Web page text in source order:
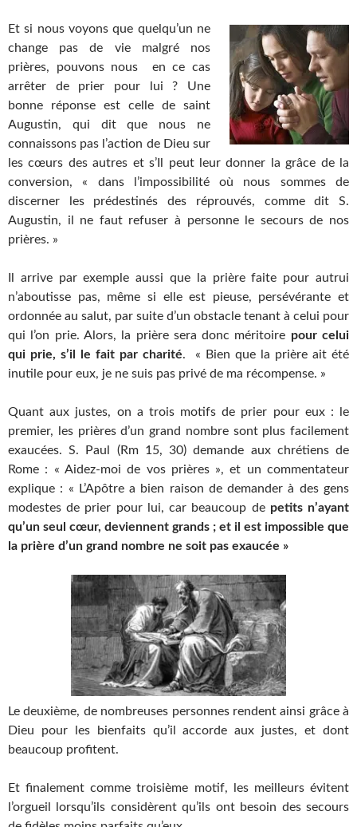
Et si nous voyons que quelqu’un ne
change pas de vie malgré nos
prières, pouvons nous en ce cas
arrêter de prier pour lui ? Une
bonne réponse est celle de saint
Augustin, qui dit que nous ne
connaissons pas l’action de Dieu sur
les cœurs des autres et s’Il peut leur donner la grâce de la
conversion, « dans l’impossibilité où nous sommes de
discerner les prédestinés des réprouvés, comme dit S.
Augustin, il ne faut refuser à personne le secours de nos
prières. »
Il arrive par exemple aussi que la prière faite pour autrui
n’aboutisse pas, même si elle est pieuse, persévérante et
ordonnée au salut, par suite d’un obstacle tenant à celui pour
qui l’on prie. Alors, la prière sera donc méritoire pour celui
qui prie, s’il le fait par charité. « Bien que la prière ait été
inutile pour eux, je ne suis pas privé de ma récompense. »
Quant aux justes, on a trois motifs de prier pour eux : le
premier, les prières d’un grand nombre sont plus facilement
exaucées. S. Paul (Rm 15, 30) demande aux chrétiens de
Rome : « Aidez-moi de vos prières », et un commentateur
explique : « L’Apôtre a bien raison de demander à des gens
modestes de prier pour lui, car beaucoup de petits n’ayant
qu’un seul cœur, deviennent grands ; et il est impossible que
la prière d’un grand nombre ne soit pas exaucée »
Le deuxième, de nombreuses personnes rendent ainsi grâce à
Dieu pour les bienfaits qu’il accorde aux justes, et dont
beaucoup profitent.
Et finalement comme troisième motif, les meilleurs évitent
l’orgueil lorsqu’ils considèrent qu’ils ont besoin des secours